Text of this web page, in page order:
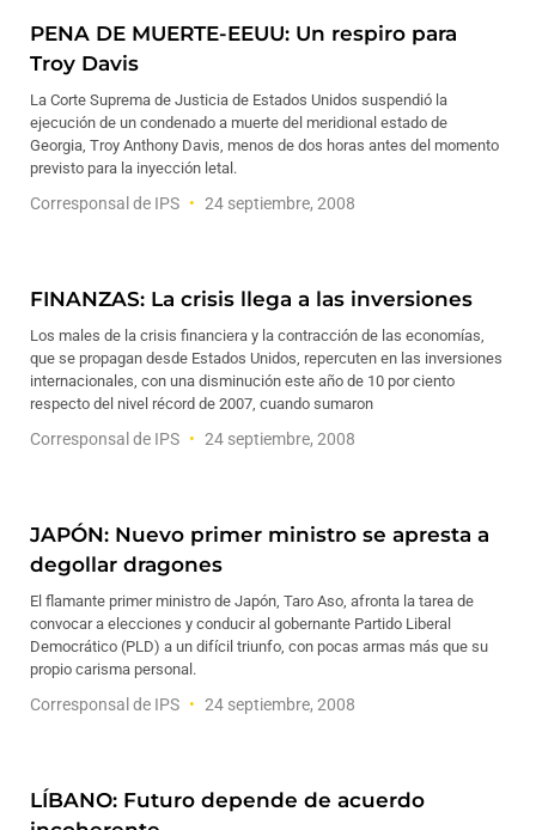
PENA DE MUERTE-EEUU: Un respiro para
Troy Davis
La Corte Suprema de Justicia de Estados Unidos suspendió la
ejecución de un condenado a muerte del meridional estado de
Georgia, Troy Anthony Davis, menos de dos horas antes del momento
previsto para la inyección letal.
Corresponsal de IPS 24 septiembre, 2008
FINANZAS: La crisis llega a las inversiones
Los males de la crisis financiera y la contracción de las economías,
que se propagan desde Estados Unidos, repercuten en las inversiones
internacionales, con una disminución este año de 10 por ciento
respecto del nivel récord de 2007, cuando sumaron
Corresponsal de IPS 24 septiembre, 2008
JAPÓN: Nuevo primer ministro se apresta a
degollar dragones
El flamante primer ministro de Japón, Taro Aso, afronta la tarea de
convocar a elecciones y conducir al gobernante Partido Liberal
Democrático (PLD) a un difícil triunfo, con pocas armas más que su
propio carisma personal.
Corresponsal de IPS 24 septiembre, 2008
LÍBANO: Futuro depende de acuerdo